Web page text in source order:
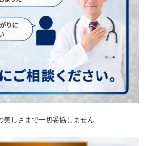
美しさまで一切妥協しません